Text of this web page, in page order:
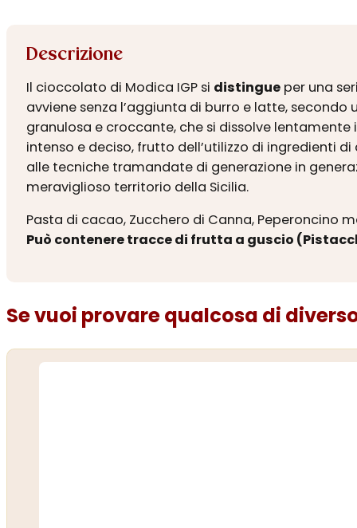
Descrizione
Il cioccolato di Modica IGP si distingueper una
avviene senza l’aggiunta di burro e latte,
granulosa e croccante, che si dissolve
intenso e deciso, frutto dell’utilizzo di ingredienti
alle tecniche tramandate di generazione in
meraviglioso territorio della Sicilia.
Pasta di cacao, Zucchero di Canna, Peperoncino
Può contenere tracce di frutta a guscio
Se vuoi provare qualcosa di